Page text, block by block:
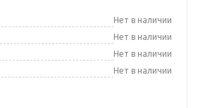
Нет в наличии
Нет в наличии
Нет в наличии
Нет в наличии